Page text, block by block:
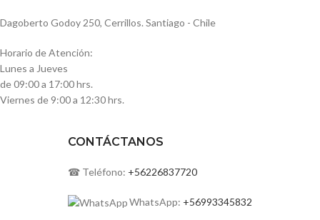
Dagoberto Godoy 250, Cerrillos. Santiago - Chile
Horario de Atención:
Lunes a Jueves
de 09:00 a 17:00 hrs.
Viernes de 9:00 a 12:30 hrs.
CONTÁCTANOS
☎ Teléfono: +56226837720
WhatsApp: +56993345832